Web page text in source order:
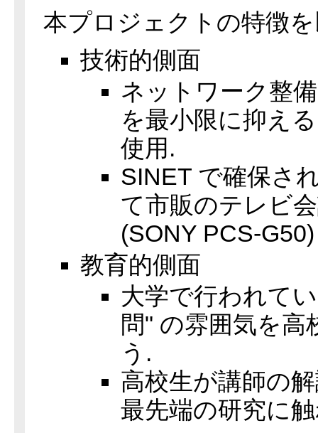
本プロジェクトの特徴
技術的側面
ネットワーク整
を最小限に抑え
使用.
SINET で確保さ
て市販のテレビ
(SONY PCS-
教育的側面
大学で行われて
問" の雰囲気を高
う.
高校生が講師の
最先端の研究に